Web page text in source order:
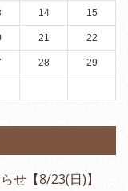
14 15
21 22
28 29
せ【8/23(日)】